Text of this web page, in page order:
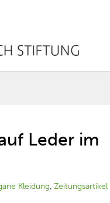
Leder im
Kleidung,Zeitungsartikel